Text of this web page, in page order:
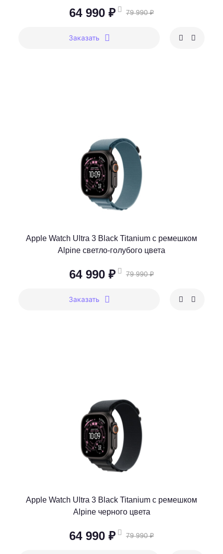
64 990 ₽ 79 990 ₽
Заказать
Apple Watch Ultra 3 Black Titanium c ремешком
Alpine светло-голубого цвета
64 990 ₽ 79 990 ₽
Заказать
Apple Watch Ultra 3 Black Titanium c ремешком
Alpine черного цвета
64 990 ₽ 79 990 ₽